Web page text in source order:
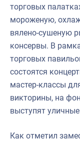
торговых
мороженую,
вялено-сушеную
консервы. В
торговых
состоятся
мастер-классы
викторины, на
выступят
Как отметил